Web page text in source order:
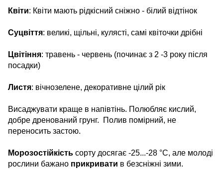
Квіти: Квіти мають рідкісний сніжно - білий відтінок
Суцвіття: великі, щільні, кулясті, самі квіточки дрібні
Цвітіння: травень - червень (починає з 2 -3 року після
посадки)
Листя: вічнозелене, декоративне цілий рік
Висаджувати краще в напівтінь. Полюбляє кислий,
добре дренований грунг. Полив помірний, не
переносить застою.
Морозостійкість сорту досягає -25...-28 °C, але молоді
рослини бажано прикривати в безсніжні зими.